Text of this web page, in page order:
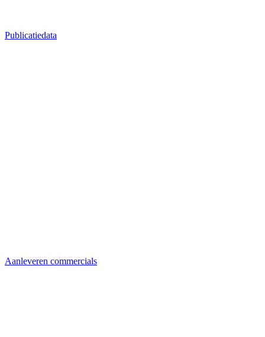
Publicatiedata
Aanleveren commercials